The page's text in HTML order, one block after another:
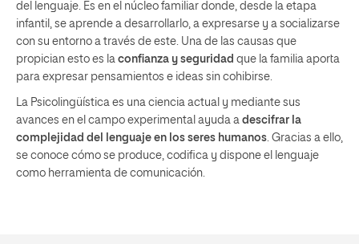
del lenguaje. Es en el núcleo familiar donde, desde la etapa
infantil, se aprende a desarrollarlo, a expresarse y a socializarse
con su entorno a través de este. Una de las causas que
propician esto es la confianza y seguridad que la familia aporta
para expresar pensamientos e ideas sin cohibirse.
La Psicolingüística es una ciencia actual y mediante sus
avances en el campo experimental ayuda a descifrar la
complejidad del lenguaje en los seres humanos. Gracias a ello,
se conoce cómo se produce, codifica y dispone el lenguaje
como herramienta de comunicación.